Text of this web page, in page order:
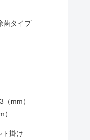
菌タイプ
mm）
ト掛け